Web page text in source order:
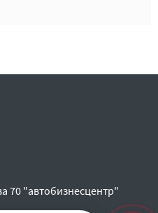
70 "автобизнесцентр"